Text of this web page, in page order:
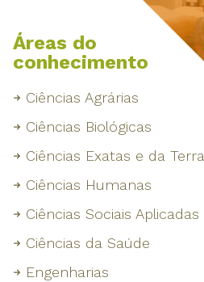
Áreas do
conhecimento
Ciências Agrárias
Ciências Biológicas
Ciências Exatas e da Terra
Ciências Humanas
Ciências Sociais Aplicadas
Ciências da Saúde
Engenharias